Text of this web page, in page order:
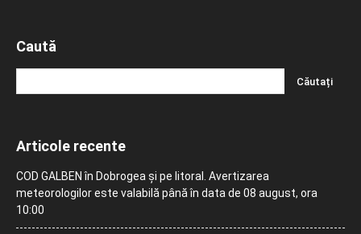
Caută
Articole recente
COD GALBEN în Dobrogea și pe litoral. Avertizarea
meteorologilor este valabilă până în data de 08 august, ora
10:00